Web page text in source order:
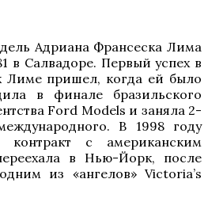
Адриана Франсеска Лима
в Салвадоре. Первый успех в
Лиме пришел, когда ей было
в финале бразильского
Ford Models и заняла 2-
В 1998 году
контракт с американским
в Нью-Йорк, после
из «ангелов» Victoria’s